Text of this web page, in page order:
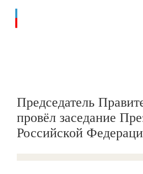
Председатель
провёл заседание
Российской